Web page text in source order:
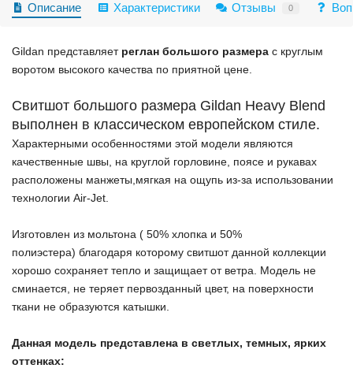
Описание Характеристики Отзывы 0
Gildan представляет реглан большого размера с круглым
воротом высокого качества по приятной цене.
Свитшот большого размера Gildan Heavy Blend
выполнен в классическом европейском стиле.
Характерными особенностями этой модели являются
качественные швы, на круглой горловине, поясе и рукавах
расположены манжеты,мягкая на ощупь из-за использовании
технологии Air-Jet.
Изготовлен из мольтона ( 50% хлопка и 50%
полиэстера) благодаря которому свитшот данной коллекции
хорошо сохраняет тепло и защищает от ветра. Модель не
сминается, не теряет первозданный цвет, на поверхности
ткани не образуются катышки.
Данная модель представлена в светлых, темных, ярких
оттенках: